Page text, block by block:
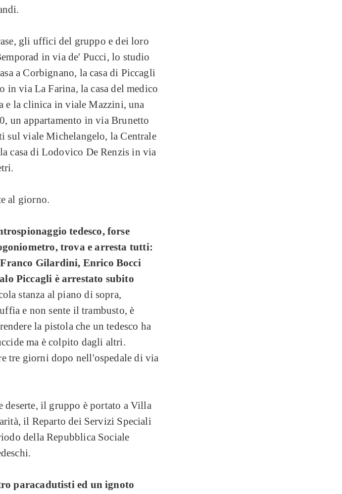
gli uffici del gruppo e dei loro
in via de' Pucci, lo studio
a Corbignano, la casa di Piccagli
via La Farina, la casa del medico
e la clinica in viale Mazzini, una
un appartamento in via Brunetto
sul viale Michelangelo, la Centrale
casa di Lodovico De Renzis in via
al giorno.
tedesco, forse
trova e arresta tutti:
Gilardini, Enrico Bocci
Piccagli è arrestato subito
stanza al piano di sopra,
e non sente il trambusto, è
la pistola che un tedesco ha
ma è colpito dagli altri.
tre giorni dopo nell'ospedale di via
il gruppo è portato a Villa
il Reparto dei Servizi Speciali
della Repubblica Sociale
paracadutisti ed un ignoto